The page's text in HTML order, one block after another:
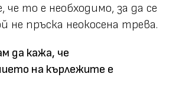
че то е необходимо, за да се
не пръска неокосена трева.
да кажа, че
на кърлежите е